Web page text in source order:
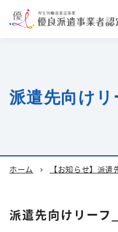
派遣先向け
ホーム chevron_right 【お知らせ】派
派遣先向けリー